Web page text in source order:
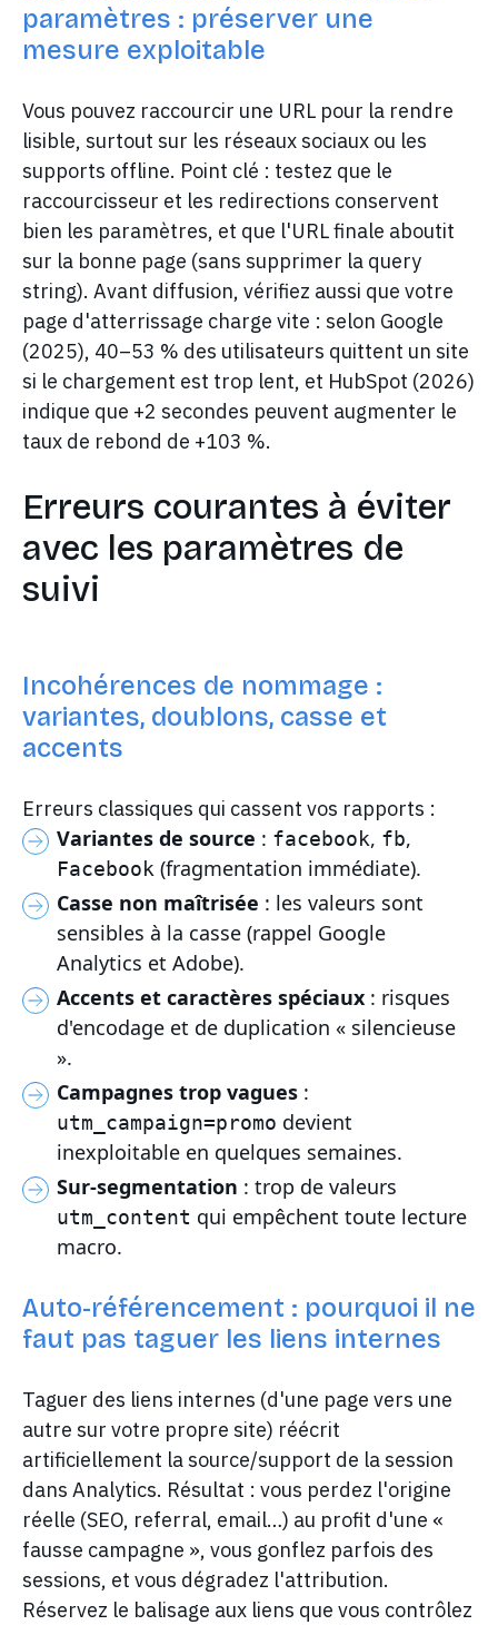
paramètres : préserver une
mesure exploitable
Vous pouvez raccourcir une URL pour la rendre
lisible, surtout sur les réseaux sociaux ou les
supports offline. Point clé : testez que le
raccourcisseur et les redirections conservent
bien les paramètres, et que l'URL finale aboutit
sur la bonne page (sans supprimer la query
string). Avant diffusion, vérifiez aussi que votre
page d'atterrissage charge vite : selon Google
(2025), 40–53 % des utilisateurs quittent un site
si le chargement est trop lent, et HubSpot (2026)
indique que +2 secondes peuvent augmenter le
taux de rebond de +103 %.
Erreurs courantes à éviter
avec les paramètres de
suivi
Incohérences de nommage :
variantes, doublons, casse et
accents
Erreurs classiques qui cassent vos rapports :
Variantes de source : facebook, fb,
Facebook (fragmentation immédiate).
Casse non maîtrisée : les valeurs sont
sensibles à la casse (rappel Google
Analytics et Adobe).
Accents et caractères spéciaux : risques
d'encodage et de duplication « silencieuse
».
Campagnes trop vagues :
utm_campaign=promo devient
inexploitable en quelques semaines.
Sur-segmentation : trop de valeurs
utm_content qui empêchent toute lecture
macro.
Auto-référencement : pourquoi il ne
faut pas taguer les liens internes
Taguer des liens internes (d'une page vers une
autre sur votre propre site) réécrit
artificiellement la source/support de la session
dans Analytics. Résultat : vous perdez l'origine
réelle (SEO, referral, email…) au profit d'une «
fausse campagne », vous gonflez parfois des
sessions, et vous dégradez l'attribution.
Réservez le balisage aux liens que vous contrôlez